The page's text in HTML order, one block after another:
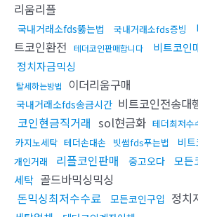
리움리플
국내거래소fds뚫는법 국내거래소fds증빙
트코인환전
테더코인판매합니다 비트코인
정치자금믹싱
탈세하는방법 이더리움구매
국내거래소fds송금시간 비트코인전송대
코인현금직거래 sol현금화 테더최저수
카지노세탁 테더손대손 빗썸fds푸는법 비
개인거래
리플코인판매 중고오다 모든
세탁 골드바믹싱믹싱
돈믹싱최저수수료
모든코인구입 정치